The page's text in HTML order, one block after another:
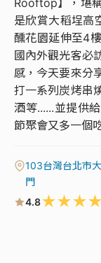
Rooftop】，堪
是欣賞大稻埕高
醺花園延伸至4
國內外觀光客必
感，今天要來分
打一系列炭烤串
酒等......並提供
節聚會又多一個
103台灣台北市
門
4.8★★★★